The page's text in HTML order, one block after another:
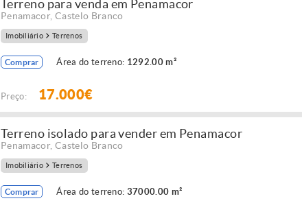
Terreno para venda em Penamacor
Penamacor, Castelo Branco
Imobiliário Terrenos
Comprar Área do terreno: 1292.00 m²
Preço: 17.000€
Terreno isolado para vender em Penamacor
Penamacor, Castelo Branco
Imobiliário Terrenos
Comprar Área do terreno: 37000.00 m²